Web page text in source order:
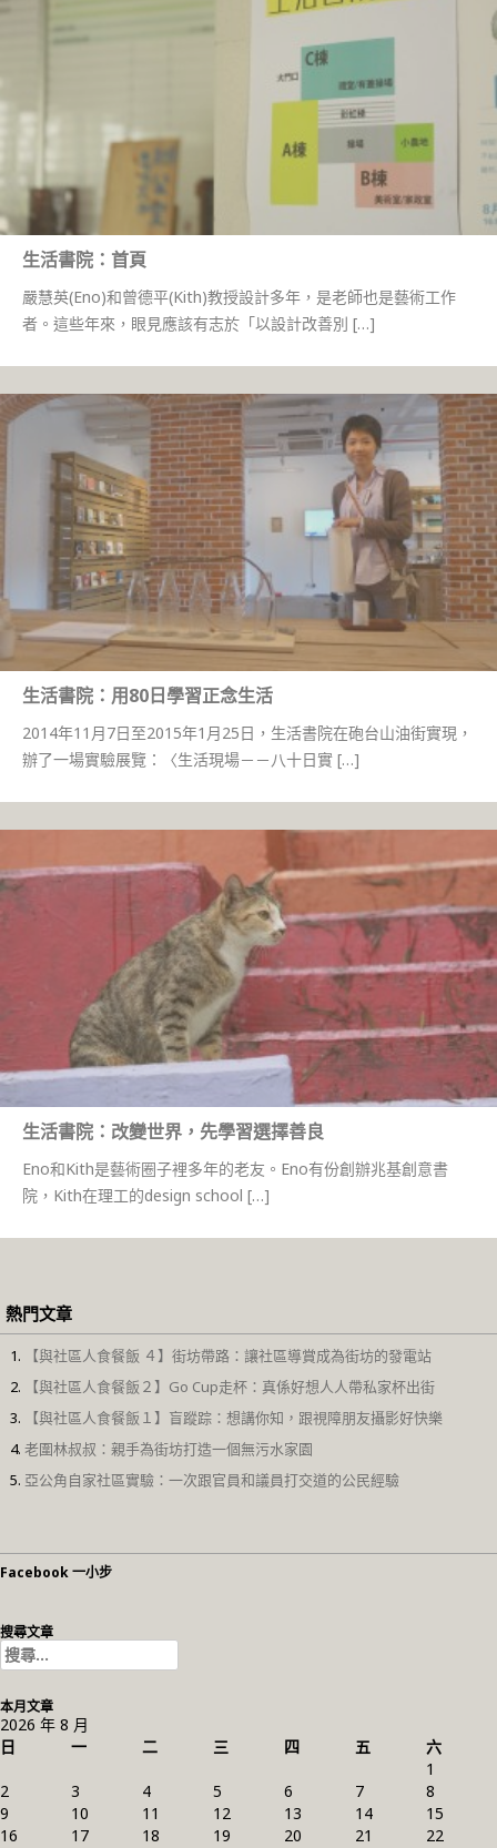
生活書院：首頁
嚴慧英(Eno)和曾德平(Kith)教授設計多年，是老師也是藝術工作
者。這些年來，眼見應該有志於「以設計改善別 […]
生活書院：用80日學習正念生活
2014年11月7日至2015年1月25日，生活書院在砲台山油街實現，
辦了一場實驗展覽：〈生活現場－－八十日實 […]
生活書院：改變世界，先學習選擇善良
Eno和Kith是藝術圈子裡多年的老友。Eno有份創辦兆基創意書
院，Kith在理工的design school […]
熱門文章
【與社區人食餐飯 ４】街坊帶路：讓社區導賞成為街坊的發電站
【與社區人食餐飯２】Go Cup走杯：真係好想人人帶私家杯出街
【與社區人食餐飯１】盲蹤踪：想講你知，跟視障朋友攝影好快樂
老圍林叔叔：親手為街坊打造一個無污水家園
亞公角自家社區實驗：一次跟官員和議員打交道的公民經驗
Facebook 一小步
搜尋文章
搜
尋
關
鍵
字:
本月文章
2026 年 8 月
日
一 二 三 四 五
六
1
2
3 4 5 6 7
8
9
10 11 12 13 14
15
16
17 18 19 20 21
22